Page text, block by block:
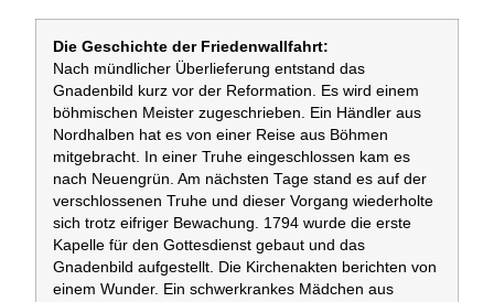
Die Geschichte der Friedenwallfahrt:
Nach mündlicher Überlieferung entstand das
Gnadenbild kurz vor der Reformation. Es wird einem
böhmischen Meister zugeschrieben. Ein Händler aus
Nordhalben hat es von einer Reise aus Böhmen
mitgebracht. In einer Truhe eingeschlossen kam es
nach Neuengrün. Am nächsten Tage stand es auf der
verschlossenen Truhe und dieser Vorgang wiederholte
sich trotz eifriger Bewachung. 1794 wurde die erste
Kapelle für den Gottesdienst gebaut und das
Gnadenbild aufgestellt. Die Kirchenakten berichten von
einem Wunder. Ein schwerkrankes Mädchen aus